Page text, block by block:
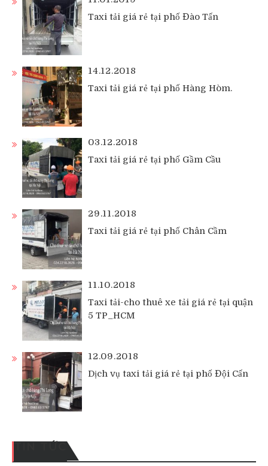
Taxi tải giá rẻ tại phố Đào Tấn
14.12.2018
Taxi tải giá rẻ tại phố Hàng Hòm.
03.12.2018
Taxi tải giá rẻ tại phố Gầm Cầu
29.11.2018
Taxi tải giá rẻ tại phố Chân Cầm
11.10.2018
Taxi tải-cho thuê xe tải giá rẻ tại quận
5 TP_HCM
12.09.2018
Dịch vụ taxi tải giá rẻ tại phố Đội Cấn
TIN TỨC